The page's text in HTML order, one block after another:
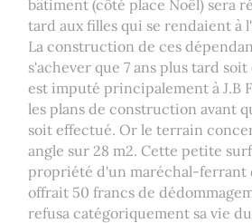
bâtiment (côté place Noël) sera
tard aux filles qui se rendaient à
La construction de ces
s'achever que 7 ans plus tard soit
est imputé principalement à J.B
les plans de construction avant
soit effectué. Or le terrain
angle sur 28 m2. Cette petite
propriété d'un maréchal-ferrant
offrait 50 francs de
refusa catégoriquement sa vie